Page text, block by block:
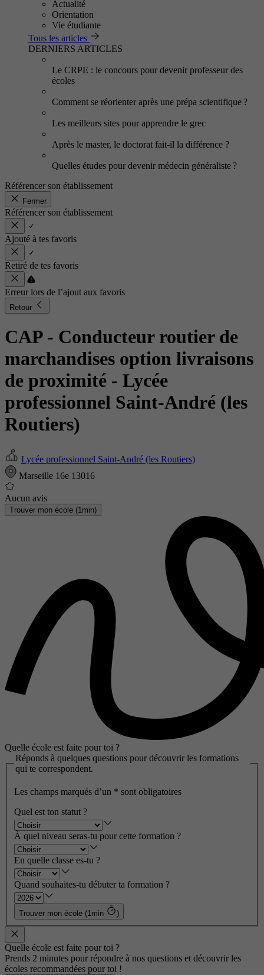
Actualité
Orientation
Vie étudiante
Tous les articles
DERNIERS ARTICLES
Le CRPE : le concours pour devenir professeur des
écoles
Comment se réorienter après une prépa scientifique ?
Les meilleurs sites pour apprendre le grec
Après le master, le doctorat fait-il la différence ?
Quelles études pour devenir médecin généraliste ?
Référencer son établissement
Fermer
Référencer son établissement
Ajouté à tes favoris
Retiré de tes favoris
Erreur lors de l’ajout aux favoris
Retour
CAP - Conducteur routier de
marchandises option livraisons
de proximité - Lycée
professionnel Saint-André (les
Routiers)
Lycée professionnel Saint-André (les Routiers)
Marseille 16e 13016
Aucun avis
Trouver mon école (1min)
Quelle école est faite pour toi ?
Réponds à quelques questions pour découvrir les formations
qui te correspondent.
Les champs marqués d’un * sont obligatoires
Quel est ton statut ?
À quel niveau seras-tu pour cette formation ?
En quelle classe es-tu ?
Quand souhaites-tu débuter ta formation ?
Trouver mon école (1min )
Quelle école est faite pour toi ?
Prends 2 minutes pour répondre à nos questions et découvrir les
écoles recommandées pour toi !